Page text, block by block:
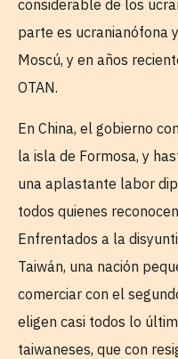
considerable de los
parte es ucranianófona
Moscú, y en años
OTAN.
En China, el gobierno
la isla de Formosa, y
una aplastante labor
todos quienes
Enfrentados a la
Taiwán, una nación
comerciar con el
eligen casi todos lo
taiwaneses, que con